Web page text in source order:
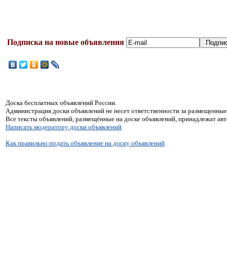
Подписка на новые объявления
Доска бесплатных объявлений России.
Администрация доски объявлений не несет ответственности за
Все тексты объявлений, размещённые на доске объявлений, принадлежат
Написать модератору доски объявлений
Как правильно подать объявление на доску объявлений